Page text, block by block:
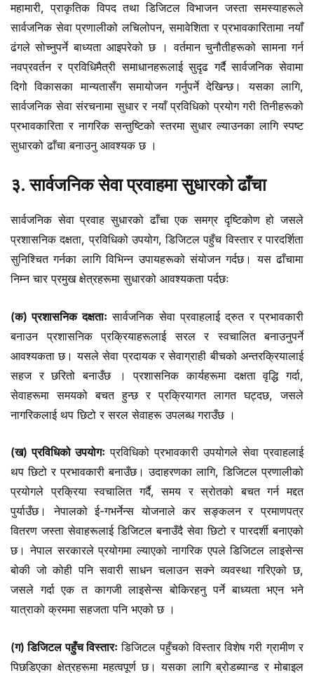
महामारी, प्राकृतिक विपद तथा डिजिटल विभाजन जस्ता समस्याहरूले
सार्वजनिक सेवा प्रणालीको लचिलोपन, समावेशिता र प्रभावकारितामा नयाँ
ढंगले सोच्नुपर्ने बाध्यता आइपरेको छ । वर्तमान चुनौतीहरूको सामना गर्न
नवप्रवर्तन र प्रविधिमैत्री समाधानहरूलाई सुदृढ गर्दै सार्वजनिक सेवामा
दिगो विकासका मान्यतासँग समायोजन गर्नुपर्ने देखिन्छ। यसका लागि,
सार्वजनिक सेवा संरचनामा सुधार र नयाँ प्रविधिको प्रयोग गरी तिनीहरूको
प्रभावकारिता र नागरिक सन्तुष्टिको स्तरमा सुधार ल्याउनका लागि स्पष्ट
सुधारको ढाँचा बनाउनु आवश्यक छ ।
३. सार्वजनिक सेवा प्रवाहमा सुधारको ढाँचा
सार्वजनिक सेवा प्रवाह सुधारको ढाँचा एक समग्र दृष्टिकोण हो जसले
प्रशासनिक दक्षता, प्रविधिको उपयोग, डिजिटल पहुँच विस्तार र पारदर्शिता
सुनिश्चित गर्नका लागि विभिन्न उपायहरूको संयोजन गर्दछ। यस ढाँचामा
निम्न चार प्रमुख क्षेत्रहरूमा सुधारको आवश्यकता पर्दछः
(क) प्रशासनिक दक्षताःसार्वजनिक सेवा प्रवाहलाई द्रुत र प्रभावकारी
बनाउन प्रशासनिक प्रक्रियाहरूलाई सरल र स्वचालित बनाउनुपर्ने
आवश्यकता छ। यसले सेवा प्रदायक र सेवाग्राही बीचको अन्तरक्रियालाई
सहज र छरितो बनाउँछ । प्रशासनिक कार्यहरूमा दक्षता वृद्धि गर्दा,
सेवाहरूमा समयको बचत हुन्छ र प्रक्रियागत लागत घट्दछ, जसले
नागरिकलाई थप छिटो र सरल सेवाहरू उपलब्ध गराउँछ ।
(ख) प्रविधिको उपयोगः प्रविधिको प्रभावकारी उपयोगले सेवा प्रवाहलाई
थप छिटो र प्रभावकारी बनाउँछ। उदाहरणका लागि, डिजिटल प्रणालीको
प्रयोगले प्रक्रिया स्वचालित गर्दै, समय र स्रोतको बचत गर्न मद्दत
पुर्याउँछ। नेपालको ई-गभर्नेन्स योजनाले कर सङ्कलन र प्रमाणपत्र
वितरण जस्ता सेवाहरूलाई डिजिटल बनाउँदै सेवा छिटो र पारदर्शी बनाएको
छ। नेपाल सरकारले प्रयोगमा ल्याएको नागरिक एपले डिजिटल लाइसेन्स
बोकी जो कोही पनि सवारी साधन चलाउन सक्ने व्यवस्था गरिएको छ,
जसले गर्दा एक त कागजी लाइसेन्स बोकिरहनु पर्ने बाध्यता भएन भने
यात्राको क्रममा सहजता पनि भएको छ ।
(ग) डिजिटल पहुँच विस्तारःडिजिटल पहुँचको विस्तार विशेष गरी ग्रामीण र
पिछडिएका क्षेत्रहरूमा महत्वपूर्ण छ। यसका लागि ब्रोडब्यान्ड र मोबाइल